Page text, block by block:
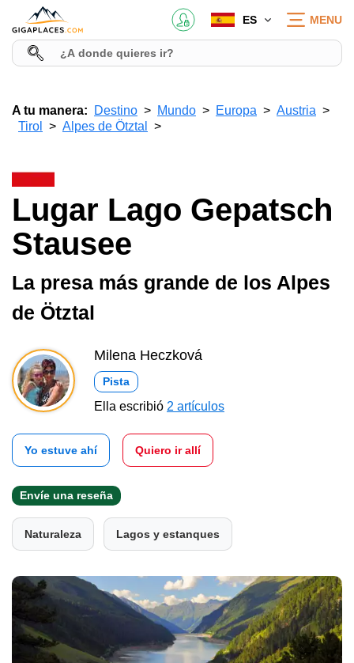
ES MENU
A tu manera: Destino Mundo Europa
Austria
Tirol
Alpes de Ötztal
Lugar Lago Gepatsch
Stausee
La presa más grande de los Alpes
de Ötztal
Milena Heczková
Pista
Ella escribió 2 artículos
Yo estuve ahí Quiero ir allí
Envíe una reseña
Naturaleza Lagos y estanques